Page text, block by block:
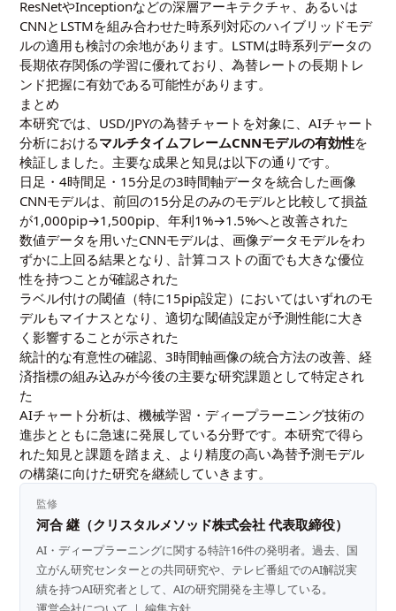
ResNetやInceptionなどの深層アーキテクチャ、あるいは
CNNとLSTMを組み合わせた時系列対応のハイブリッドモデ
ルの適用も検討の余地があります。LSTMは時系列データの
長期依存関係の学習に優れており、為替レートの長期トレ
ンド把握に有効である可能性があります。
まとめ
本研究では、USD/JPYの為替チャートを対象に、AIチャート
分析におけるマルチタイムフレームCNNモデルの有効性を
検証しました。主要な成果と知見は以下の通りです。
日足・4時間足・15分足の3時間軸データを統合した画像
CNNモデルは、前回の15分足のみのモデルと比較して損益
が1,000pip→1,500pip、年利1%→1.5%へと改善された
数値データを用いたCNNモデルは、画像データモデルをわ
ずかに上回る結果となり、計算コストの面でも大きな優位
性を持つことが確認された
ラベル付けの閾値（特に15pip設定）においてはいずれのモ
デルもマイナスとなり、適切な閾値設定が予測性能に大き
く影響することが示された
統計的な有意性の確認、3時間軸画像の統合方法の改善、経
済指標の組み込みが今後の主要な研究課題として特定され
た
AIチャート分析は、機械学習・ディープラーニング技術の
進歩とともに急速に発展している分野です。本研究で得ら
れた知見と課題を踏まえ、より精度の高い為替予測モデル
の構築に向けた研究を継続していきます。
監修
河合 継（クリスタルメソッド株式会社 代表取締役）
AI・ディープラーニングに関する特許16件の発明者。過去、国
立がん研究センターとの共同研究や、テレビ番組でのAI解説実
績を持つAI研究者として、AIの研究開発を主導している。